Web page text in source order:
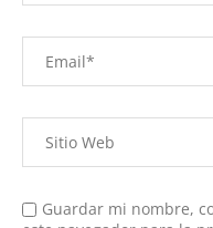
Guardar mi nombre,